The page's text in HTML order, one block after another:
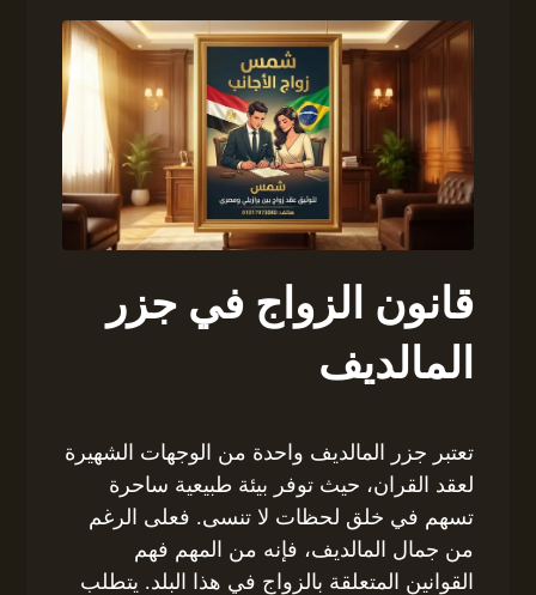
قانون الزواج في جزر
المالديف
تعتبر جزر المالديف واحدة من الوجهات الشهيرة
لعقد القران، حيث توفر بيئة طبيعية ساحرة
تسهم في خلق لحظات لا تنسى. فعلى الرغم
من جمال المالديف، فإنه من المهم فهم
القوانين المتعلقة بالزواج في هذا البلد. يتطلب